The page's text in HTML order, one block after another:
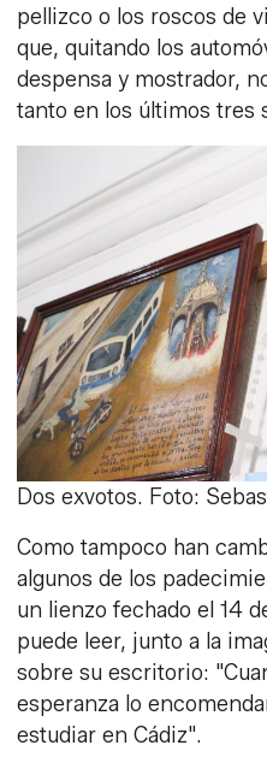
pellizco o los roscos de
que, quitando los
despensa y mostrador,
tanto en los últimos tres
Dos exvotos. Foto:
Como tampoco han
algunos de los
un lienzo fechado el 14
puede leer, junto a la
sobre su escritorio:
esperanza lo
estudiar en Cádiz".